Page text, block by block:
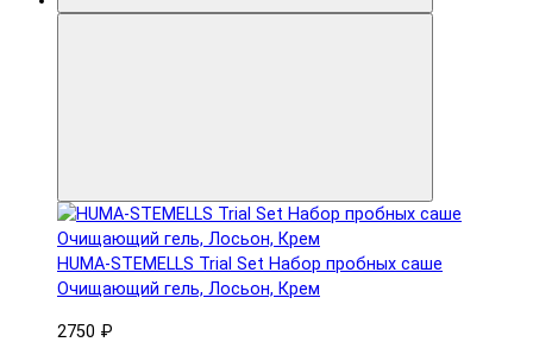
HUMA-STEMELLS Trial Set Набор пробных саше
Очищающий гель, Лосьон, Крем
2750 ₽